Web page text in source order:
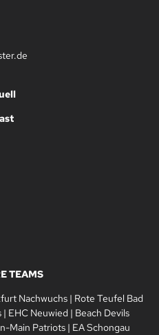
TEAMS
Nachwuchs | Rote Teufel Bad
| EHC Neuwied | Beach Devils
Main Patriots| EA Schongau